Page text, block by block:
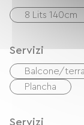
8 Lits 140cm
Servizi
Balcone/
Plancha
Servizi